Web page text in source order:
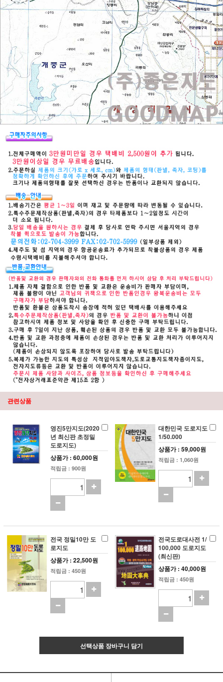
관련상품
영진5만지도(2020
년 최신판 초정밀
도로지도)
상품가 : 60,000원
적립금 : 900원
대한민국 도로지도
1/50.000
상품가 : 59,000원
적립금 : 1,060원
전국 정밀10만 도
로지도
상품가 : 22,500원
적립금 : 450원
전국도로대사전 1/
100,000 도로지도
(최신판)
상품가 : 40,000원
적립금 : 450원
선택상품 장바구니 담기